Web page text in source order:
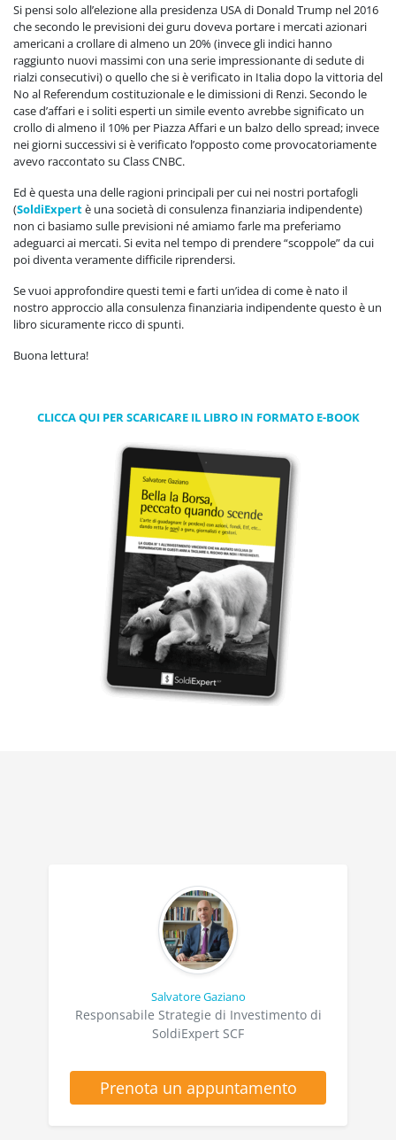
Si pensi solo all’elezione alla presidenza USA di Donald Trump nel 2016
che secondo le previsioni dei guru doveva portare i mercati azionari
americani a crollare di almeno un 20% (invece gli indici hanno
raggiunto nuovi massimi con una serie impressionante di sedute di
rialzi consecutivi) o quello che si è verificato in Italia dopo la vittoria del
No al Referendum costituzionale e le dimissioni di Renzi. Secondo le
case d’affari e i soliti esperti un simile evento avrebbe significato un
crollo di almeno il 10% per Piazza Affari e un balzo dello spread; invece
nei giorni successivi si è verificato l’opposto come provocatoriamente
avevo raccontato su Class CNBC.
Ed è questa una delle ragioni principali per cui nei nostri portafogli
(SoldiExpertè una società di consulenza finanziaria indipendente)
non ci basiamo sulle previsioni né amiamo farle ma preferiamo
adeguarci ai mercati. Si evita nel tempo di prendere “scoppole” da cui
poi diventa veramente difficile riprendersi.
Se vuoi approfondire questi temi e farti un’idea di come è nato il
nostro approccio alla consulenza finanziaria indipendente questo è un
libro sicuramente ricco di spunti.
Buona lettura!
CLICCA QUI PER SCARICARE IL LIBRO IN FORMATO E-BOOK
Salvatore Gaziano
Responsabile Strategie di Investimento di
SoldiExpert SCF
Prenota un appuntamento